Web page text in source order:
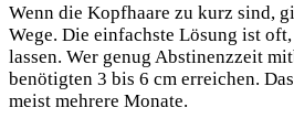
Wenn die Kopfhaare zu kurz sind,
Wege. Die einfachste Lösung ist
lassen. Wer genug Abstinenzzeit
benötigten 3 bis 6 cm erreichen.
meist mehrere Monate.